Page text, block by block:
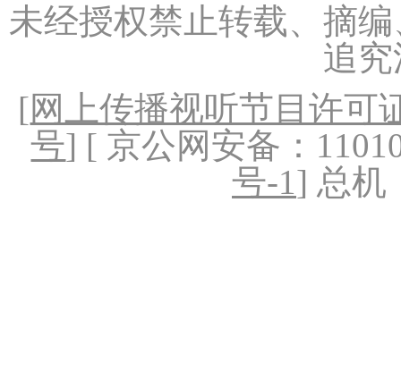
未经授权禁止转载、摘
追
[网上传播视听节目许可
号] [ 京公网安备：
号-1] 总机